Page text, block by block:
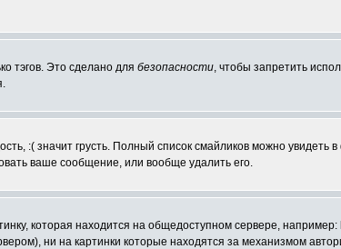
тэгов. Это сделано для безопасности, чтобы запретить
:( значит грусть. Полный список смайликов можно увидеть
ваше сообщение, или вообще удалить его.
которая находится на общедоступном сервере, например:
ни на картинки которые находятся за механизмом